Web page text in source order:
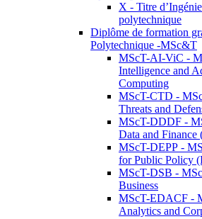
X - Titre
polytechnique
Diplôme de formation
Polytechnique -MSc&T
MScT-AI-ViC -
Intelligence and
Computing
MScT-CTD -
Threats and
MScT-DDDF -
Data and
MScT-DEPP -
for Public Policy
MScT-DSB -
Business
MScT-EDACF -
Analytics and